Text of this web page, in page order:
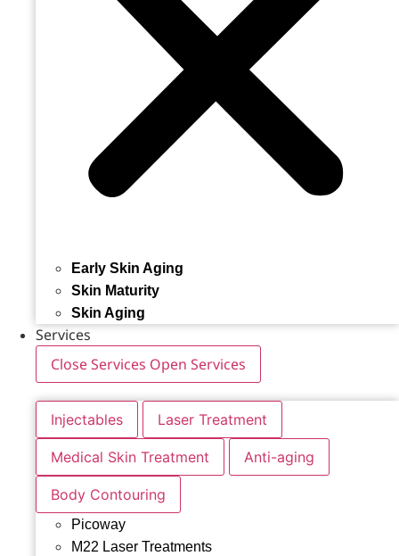
Early Skin Aging
Skin Maturity
Skin Aging
Services
Close Services Open Services
Injectables Laser Treatment
Medical Skin Treatment Anti-aging
Body Contouring
Picoway
M22 Laser Treatments